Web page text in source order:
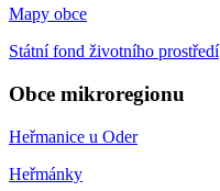
Mapy obce
Státní fond životního prostředí
Obce mikroregionu
Heřmanice u Oder
Heřmánky